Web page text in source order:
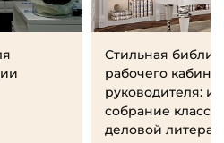
Стильная
рабочего
руководителя:
собрание
деловой